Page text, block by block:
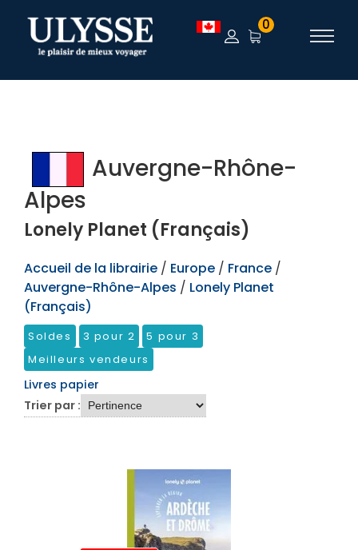
TEST 0
Auvergne-Rhône-
Alpes
Lonely Planet (Français)
Accueil de la librairie / Europe / France /
Auvergne-Rhône-Alpes / Lonely Planet
(Français)
Soldes 3 pour 2
5 pour 3
Meilleurs vendeurs
Livres papier
Trier par :